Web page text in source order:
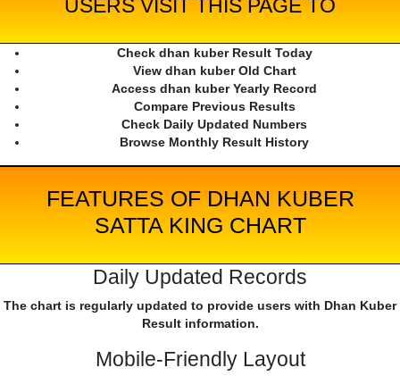
USERS VISIT THIS PAGE TO
Check dhan kuber Result Today
View dhan kuber Old Chart
Access dhan kuber Yearly Record
Compare Previous Results
Check Daily Updated Numbers
Browse Monthly Result History
FEATURES OF DHAN KUBER
SATTA KING CHART
Daily Updated Records
The chart is regularly updated to provide users with Dhan Kuber
Result information.
Mobile-Friendly Layout